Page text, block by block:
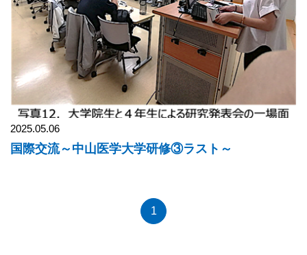
2025.05.06
国際交流～中山医学大学研修③ラスト～
1